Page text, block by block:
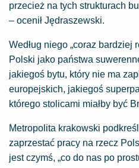
przecież na tych strukturach
– ocenił Jędraszewski.
Według niego „coraz bardziej
Polski jako państwa
jakiegoś bytu, który nie ma
europejskich, jakiegoś
którego stolicami miałby być
Metropolita krakowski
zaprzestać pracy na rzecz
jest czymś, „co do nas po